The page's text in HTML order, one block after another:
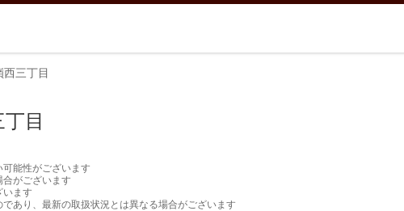
西三丁目
目
能性がございます
がございます
います
あり、最新の取扱状況とは異なる場合がございます